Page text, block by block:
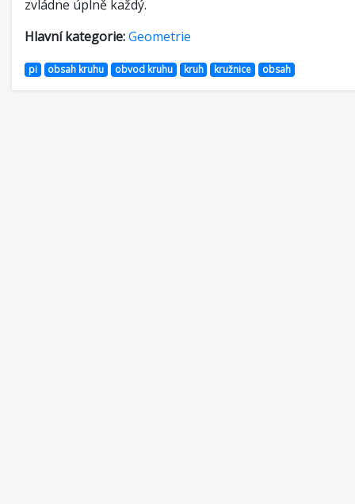
zvládne úplně každý.
Hlavní kategorie:Geometrie
pi obsah kruhu obvod kruhu kruh kružnice obsah